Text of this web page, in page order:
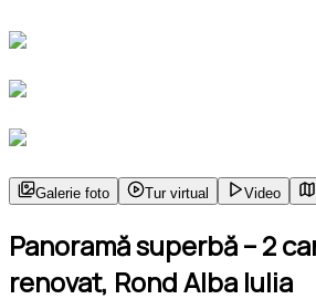
Galerie foto Tur virtual Video
Panoramă superbă – 2
renovat, Rond Alba Iulia